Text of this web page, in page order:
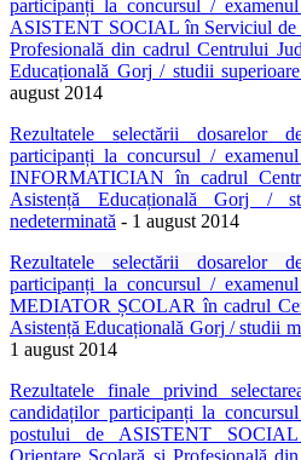
participanți la concursul /
ASISTENT SOCIAL în Serviciul de
Profesională din cadrul Centrului
Educațională Gorj / studii
august 2014
Rezultatele selectării dosarelor
participanți la concursul /
INFORMATICIAN în cadrul
Asistență Educațională Gorj /
nedeterminată - 1 august 2014
Rezultatele selectării dosarelor
participanți la concursul /
MEDIATOR ȘCOLAR în cadrul
Asistență Educațională Gorj / studii
1 august 2014
Rezultatele finale privind
candidaților participanți la
postului de ASISTENT
Orientare Școlară și Profesională